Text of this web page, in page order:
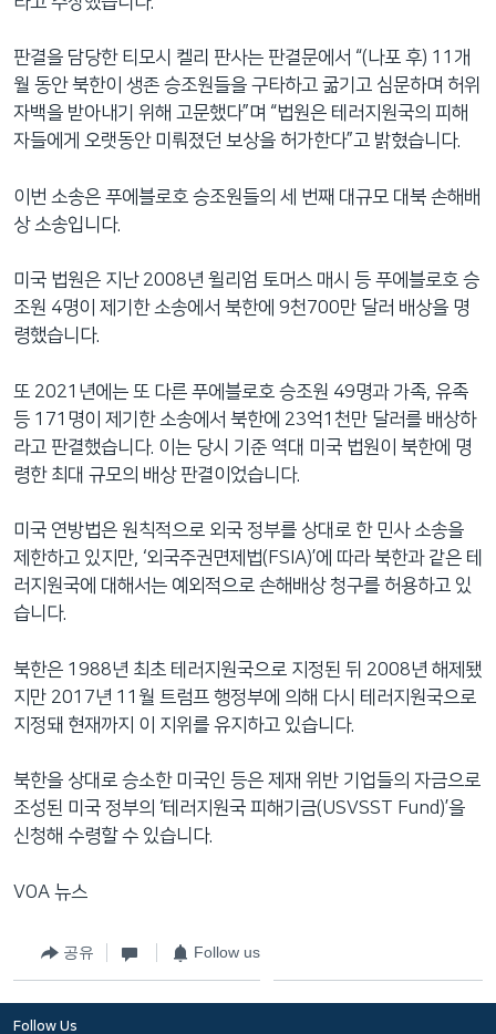
판결을 담당한 티모시 켈리 판사는 판결문에서 “(나포 후) 11개
월 동안 북한이 생존 승조원들을 구타하고 굶기고 심문하며 허위
자백을 받아내기 위해 고문했다”며 “법원은 테러지원국의 피해
자들에게 오랫동안 미뤄졌던 보상을 허가한다”고 밝혔습니다.
이번 소송은 푸에블로호 승조원들의 세 번째 대규모 대북 손해배
상 소송입니다.
미국 법원은 지난 2008년 윌리엄 토머스 매시 등 푸에블로호 승
조원 4명이 제기한 소송에서 북한에 9천700만 달러 배상을 명
령했습니다.
또 2021년에는 또 다른 푸에블로호 승조원 49명과 가족, 유족
등 171명이 제기한 소송에서 북한에 23억1천만 달러를 배상하
라고 판결했습니다. 이는 당시 기준 역대 미국 법원이 북한에 명
령한 최대 규모의 배상 판결이었습니다.
미국 연방법은 원칙적으로 외국 정부를 상대로 한 민사 소송을
제한하고 있지만, ‘외국주권면제법(FSIA)’에 따라 북한과 같은 테
러지원국에 대해서는 예외적으로 손해배상 청구를 허용하고 있
습니다.
북한은 1988년 최초 테러지원국으로 지정된 뒤 2008년 해제됐
지만 2017년 11월 트럼프 행정부에 의해 다시 테러지원국으로
지정돼 현재까지 이 지위를 유지하고 있습니다.
북한을 상대로 승소한 미국인 등은 제재 위반 기업들의 자금으로
조성된 미국 정부의 ‘테러지원국 피해기금(USVSST Fund)’을
신청해 수령할 수 있습니다.
VOA 뉴스
공유 Follow us
Follow Us